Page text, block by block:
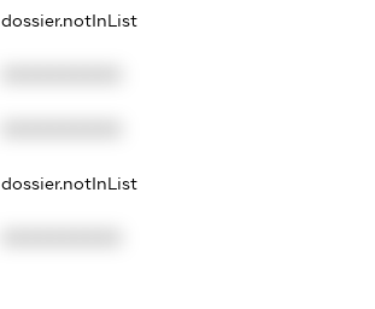
dossier.notInList
dossier.notInList